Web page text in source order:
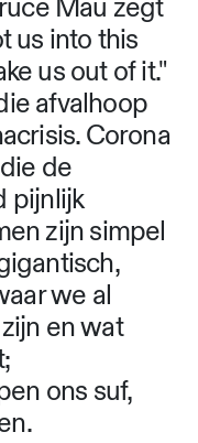
Mau zegt
us into this
us out of it."
afvalhoop
Corona
de
pijnlijk
zijn simpel
we al
en wat
ons suf,